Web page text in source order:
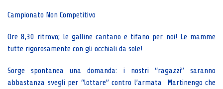
Campionato Non Competitivo
Ore 8,30 ritrovo; le galline cantano e tifano per noi! Le mamme
tutte rigorosamente con gli occhiali da sole!
Sorge spontanea una domanda: i nostri “ragazzi” saranno
abbastanza svegli per “lottare” contro l’armata Martinengo che